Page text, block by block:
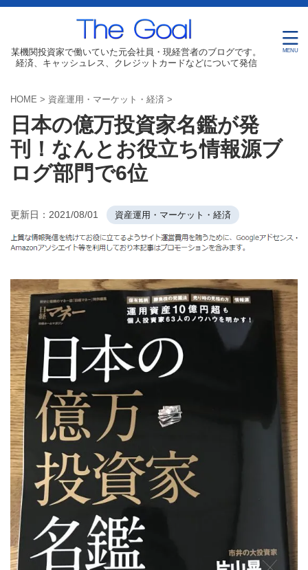
某機関投資家で働いていた元会社員・現経営者のブログです。
経済、キャッシュレス、クレジットカードなどについて発信
HOME > 資産運用・マーケット・経済 >
日本の億万投資家名鑑が発
刊！なんとお役立ち情報源ブ
ログ部門で6位
更新日： 2021/08/01 資産運用・マーケット・経済